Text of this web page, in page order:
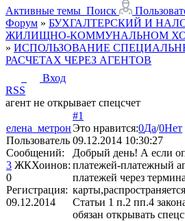
Активные темы Поиск
Форум » БУХГАЛТЕРСКИЙ И
ЖИЛИЩНО-КОММУНАЛЬНОМ
» ИСПОЛЬЗОВАНИЕ
РАСЧЕТАХ ЧЕРЕЗ АГЕНТОВ
Вход
RSS
агент не открывает спецсчет
елена_метрон
Пользователь
Сообщений:
3 ЖКХоинов:
0
Регистрация:
09.12.2014
#1
Это нравится:0Да/0Нет
09.12.2014 10:30:27
Добрый день! А если
платежей-платежный
платежей через
Статьи 1 п.2 пп.4
обязан открывать